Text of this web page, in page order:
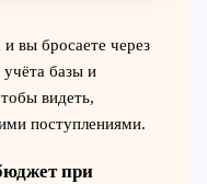
и вы бросаете через
базы и
видеть,
поступлениями.
при